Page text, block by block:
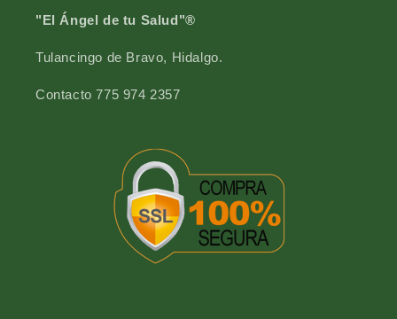
"El Ángel de tu Salud"®
Tulancingo de Bravo, Hidalgo.
Contacto 775 974 2357